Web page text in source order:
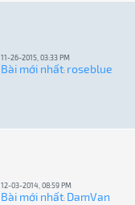
11-26-2015, 03:33 PM
Bài mới nhất: roseblue
12-03-2014, 08:59 PM
Bài mới nhất: DamVan